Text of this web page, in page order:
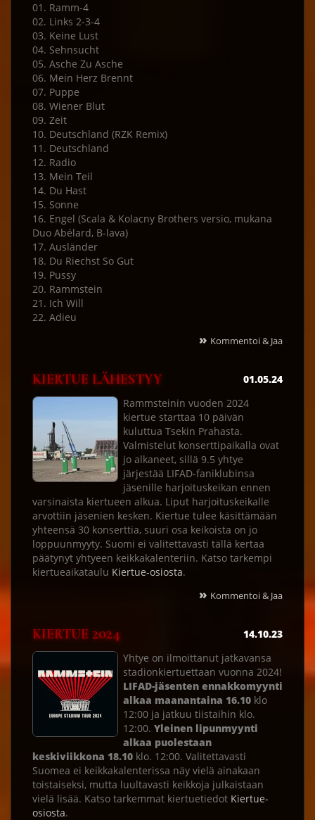
01. Ramm-4
02. Links 2-3-4
03. Keine Lust
04. Sehnsucht
05. Asche Zu Asche
06. Mein Herz Brennt
07. Puppe
08. Wiener Blut
09. Zeit
10. Deutschland (RZK Remix)
11. Deutschland
12. Radio
13. Mein Teil
14. Du Hast
15. Sonne
16. Engel (Scala & Kolacny Brothers versio, mukana
Duo Abélard, B-lava)
17. Ausländer
18. Du Riechst So Gut
19. Pussy
20. Rammstein
21. Ich Will
22. Adieu
» Kommentoi & Jaa
KIERTUE LÄHESTYY
01.05.24
Rammsteinin vuoden 2024
kiertue starttaa 10 päivän
kuluttua Tsekin Prahasta.
Valmistelut konserttipaikalla ovat
jo alkaneet, sillä 9.5 yhtye
järjestää LIFAD-faniklubinsa
jäsenille harjoituskeikan ennen
varsinaista kiertueen alkua. Liput harjoituskeikalle
arvottiin jäsenien kesken. Kiertue tulee käsittämään
yhteensä 30 konserttia, suuri osa keikoista on jo
loppuunmyyty. Suomi ei valitettavasti tällä kertaa
päätynyt yhtyeen keikkakalenteriin. Katso tarkempi
kiertueaikataulu Kiertue-osiosta.
» Kommentoi & Jaa
KIERTUE 2024
14.10.23
Yhtye on ilmoittanut jatkavansa
stadionkiertuettaan vuonna 2024!
LIFAD-jäsenten ennakkomyynti
alkaa maanantaina 16.10 klo
12:00 ja jatkuu tiistaihin klo.
12:00. Yleinen lipunmyynti
alkaa puolestaan
keskiviikkona 18.10 klo. 12:00. Valitettavasti
Suomea ei keikkakalenterissa näy vielä ainakaan
toistaiseksi, mutta luultavasti keikkoja julkaistaan
vielä lisää. Katso tarkemmat kiertuetiedot Kiertue-
osiosta.